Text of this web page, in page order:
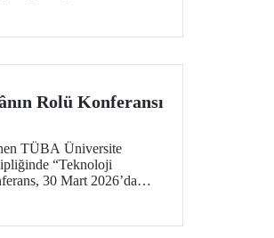
yaklaşımı öne
Rolü Konferansı
TÜBA Üniversite
“Teknoloji
30 Mart 2026’da